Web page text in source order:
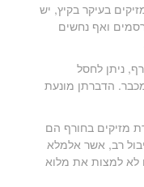
בעיקר בקיץ, יש
ואף נחשים
ניתן לחסל
הדברתן מונעת
מזיקים בחורף הם
רב, אשר אלמלא
לא למצות את מלוא